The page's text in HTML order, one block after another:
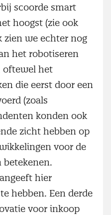
scoorde smart
hoogst (zie ook
zien we echter nog
het robotiseren
oftewel het
die eerst door een
(zoals
konden ook
zicht hebben op
voor de
hier
hebben. Een derde
voor inkoop